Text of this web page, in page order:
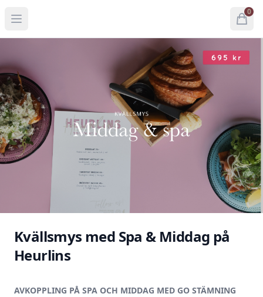
Open menu Open
0
items
Kvällsmys med Spa & Middag på
Heurlins
AVKOPPLING PÅ SPA OCH MIDDAG MED GO STÄMNING